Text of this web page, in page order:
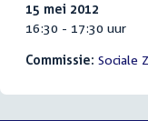
15 mei 2012
16:30 - 17:30 uur
Commissie: Sociale